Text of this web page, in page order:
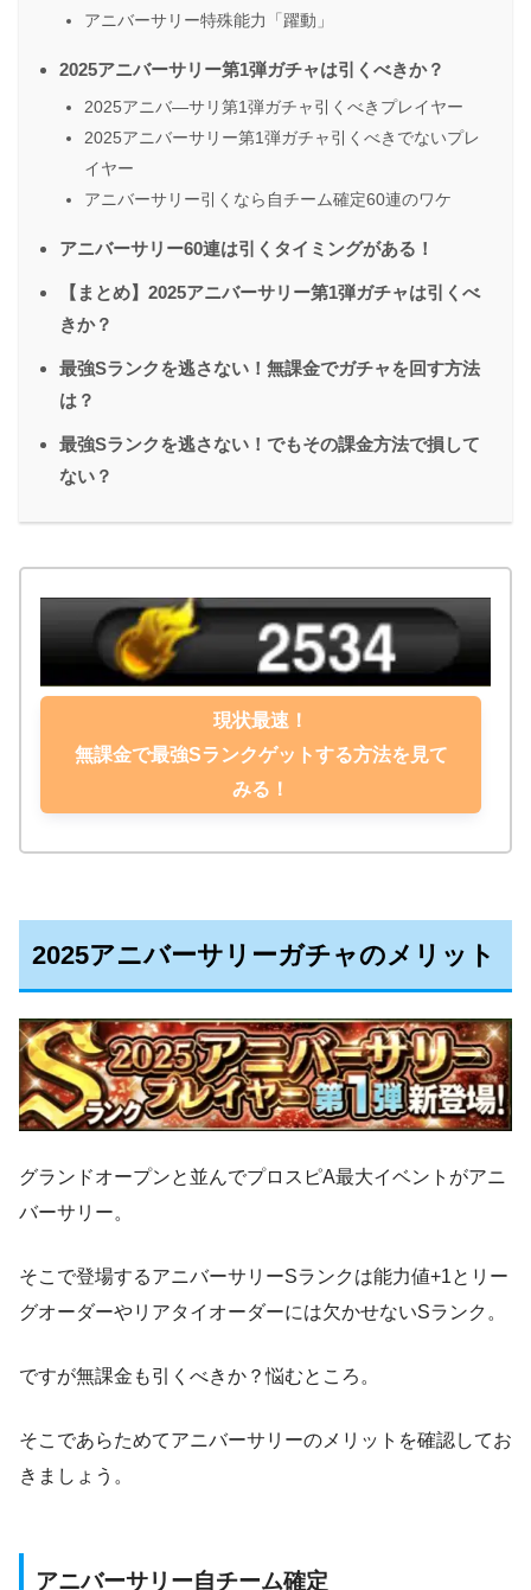
アニバーサリー特殊能力「躍動」
2025アニバーサリー第1弾ガチャは引くべきか？
2025アニバ―サリ第1弾ガチャ引くべきプレイヤー
2025アニバーサリー第1弾ガチャ引くべきでないプレ
イヤー
アニバーサリー引くなら自チーム確定60連のワケ
アニバーサリー60連は引くタイミングがある！
【まとめ】2025アニバーサリー第1弾ガチャは引くべ
きか？
最強Sランクを逃さない！無課金でガチャを回す方法
は？
最強Sランクを逃さない！でもその課金方法で損して
ない？
現状最速！
無課金で最強Sランクゲットする方法を見て
みる！
2025アニバーサリーガチャのメリット
グランドオープンと並んでプロスピA最大イベントがアニ
バーサリー。
そこで登場するアニバーサリーSランクは能力値+1とリー
グオーダーやリアタイオーダーには欠かせないSランク。
ですが無課金も引くべきか？悩むところ。
そこであらためてアニバーサリーのメリットを確認してお
きましょう。
アニバーサリー自チーム確定